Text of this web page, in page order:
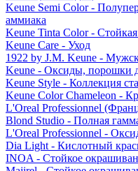
Keune Semi Color -
аммиака
Keune Tinta Color -
Keune Care - Уход
1922 by J.M. Keune -
Keune - Оксиды, порошки
Keune Style - Коллекция
Keune Color Chameleon -
L'Oreal Professionnel
Blond Studio - Полная
L'Oreal Professionnel -
Dia Light - Кислотный
INOA - Стойкое